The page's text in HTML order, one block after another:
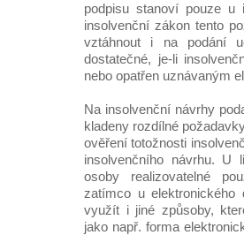
podpisu stanoví pouze u
insolvenční zákon tento
vztáhnout i na podání
dostatečné, je-li
nebo opatřen uznávaným
Na insolvenční návrhy
kladeny rozdílné
ověření totožnosti
insolvenčního návrhu. U
osoby realizovatelné
zatímco u
využít i jiné způsoby,
jako např. forma